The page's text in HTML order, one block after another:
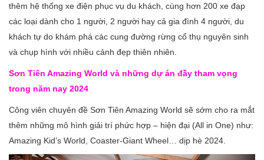
thêm hệ thống xe điện phục vụ du khách, cùng hơn 200 xe đạp
các loại dành cho 1 người, 2 người hay cả gia đình 4 người, du
khách tự do khám phá các cung đường rừng cổ thụ nguyên sinh
và chụp hình với nhiều cảnh đẹp thiên nhiên.
Sơn Tiên Amazing World và những dự án đầy tham vọng
trong năm nay 2024
Công viên chuyên đề Sơn Tiên Amazing World sẽ sớm cho ra mắt
thêm những mô hình giải trí phức hợp – hiện đại (All in One) như:
Amazing Kid’s World, Coaster-Giant Wheel… dịp hè 2024.